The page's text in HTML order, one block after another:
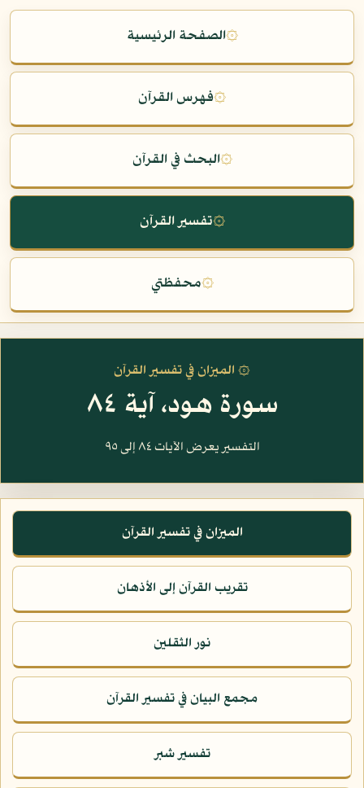
۞الصفحة الرئيسية
۞فهرس القرآن
۞البحث في القرآن
۞تفسير القرآن
۞محفظتي
۞ الميزان في تفسير القرآن
سورة هود، آية ٨٤
التفسير يعرض الآيات ٨٤ إلى ٩٥
الميزان في تفسير القرآن
تقريب القرآن إلى الأذهان
نور الثقلين
مجمع البيان في تفسير القرآن
تفسير شبر